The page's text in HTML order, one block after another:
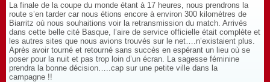
La finale de la coupe du monde étant à 17 heures, nous prendrons la
route s’en tarder car nous étions encore à environ 300 kilomètres de
Biarritz où nous souhaitions voir la retransmission du match. Arrivés
dans cette belle cité Basque, l’aire de service officielle était complète et
les autres sites que nous avions trouvés sur le net….n’existaient plus.
Après avoir tourné et retourné sans succès en espérant un lieu où se
poser pour la nuit et pas trop loin d’un écran. La sagesse féminine
prendra la bonne décision…..cap sur une petite ville dans la
campagne !!